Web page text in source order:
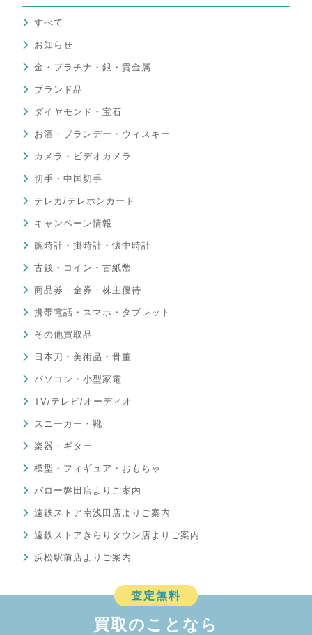
すべて
お知らせ
金・プラチナ・銀・貴金属
ブランド品
ダイヤモンド・宝石
お酒・ブランデー・ウィスキー
カメラ・ビデオカメラ
切手・中国切手
テレカ/テレホンカード
キャンペーン情報
腕時計・掛時計・懐中時計
古銭・コイン・古紙幣
商品券・金券・株主優待
携帯電話・スマホ・タブレット
その他買取品
日本刀・美術品・骨董
パソコン・小型家電
TV/テレビ/オーディオ
スニーカー・靴
楽器・ギター
模型・フィギュア・おもちゃ
バロー磐田店よりご案内
遠鉄ストア南浅田店よりご案内
遠鉄ストアきらりタウン店よりご案内
浜松駅前店よりご案内
査定無料
買取のことなら